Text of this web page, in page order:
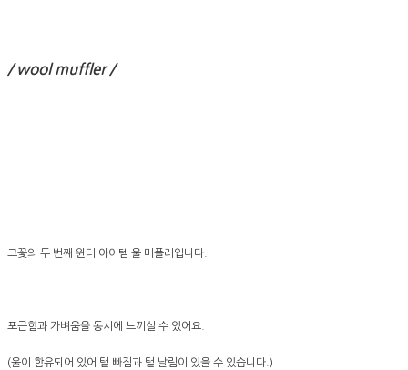
/ wool muffler /
그꽃의 두 번째 윈터 아이템 울 머플러입니다.
포근함과 가벼움을 동시에 느끼실 수 있어요.
(울이 함유되어 있어 털 빠짐과 털 날림이 있을 수 있습니다.)